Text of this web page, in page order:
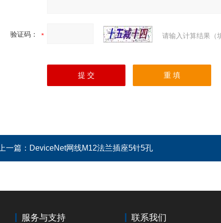
验证码： 请输入计算结果（
一篇： DeviceNet网线M12法兰插座5针5孔
服务与支持 联系我们